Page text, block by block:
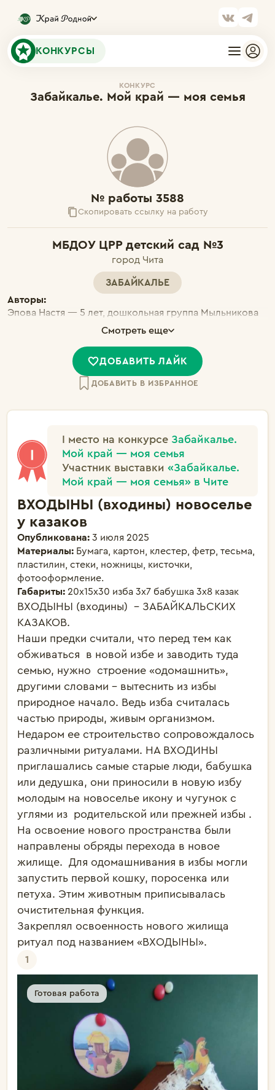
КОНКУРСЫ
КОНКУРС
Забайкалье. Мой край — моя семья
№ работы 3588
Скопировать ссылку на работу
МБДОУ ЦРР детский сад №3
город Чита
ЗАБАЙКАЛЬЕ
Авторы:
Эпова Настя — 5 лет, дошкольная группа Мыльникова
Мира — 6 лет, дошкольная группа Аршава Ярослав — 5
дошкольная группа
Смотреть еще
ДОБАВИТЬ ЛАЙК
ДОБАВИТЬ В ИЗБРАННОЕ
I место на конкурсе Забайкалье.
Мой край — моя семья
Участник выставки «Забайкалье.
Мой край — моя семья» в Чите
ВХОДЫНЫ (входины) новоселье
у казаков
Опубликована: 3 июля 2025
Материалы: Бумага, картон, клестер, фетр, тесьма,
пластилин, стеки, ножницы, кисточки,
фотооформление.
Габариты: 20х15х30 изба 3х7 бабушка 3х8 казак
ВХОДЫНЫ (входины)  – ЗАБАЙКАЛЬСКИХ
КАЗАКОВ.
Наши предки считали, что перед тем как
обживаться  в новой избе и заводить туда
семью, нужно  строение «одомашнить»,
другими словами – вытеснить из избы
природное начало. Ведь изба считалась
частью природы, живым организмом.
Недаром ее строительство сопровождалось
различными ритуалами. НА ВХОДИНЫ
приглашались самые старые люди, бабушка
или дедушка, они приносили в новую избу
молодым на новоселье икону и чугунок с
углями из  родительской или прежней избы .
На освоение нового пространства были
направлены обряды перехода в новое
жилище.  Для одомашнивания в избы могли
запустить первой кошку, поросенка или
петуха. Этим животным приписывалась
очистительная функция.
Закреплял освоенность нового жилища
ритуал под названием «ВХОДЫНЫ».
1
Готовая работа